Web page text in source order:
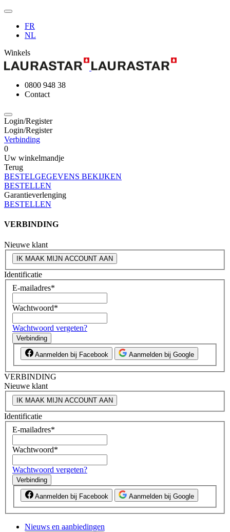
FR
NL
Winkels
0800 948 38
Contact
Login/Register
Login/Register
Verbinding
0
Uw winkelmandje
Terug
BESTELGEGEVENS BEKIJKEN
BESTELLEN
Garantieverlenging
BESTELLEN
VERBINDING
Nieuwe klant
IK MAAK MIJN ACCOUNT AAN
Identificatie
E-mailadres*
Wachtwoord*
Wachtwoord vergeten?
Verbinding
Aanmelden bij Facebook Aanmelden bij Google
VERBINDING
Nieuwe klant
IK MAAK MIJN ACCOUNT AAN
Identificatie
E-mailadres*
Wachtwoord*
Wachtwoord vergeten?
Verbinding
Aanmelden bij Facebook Aanmelden bij Google
Nieuws en aanbiedingen